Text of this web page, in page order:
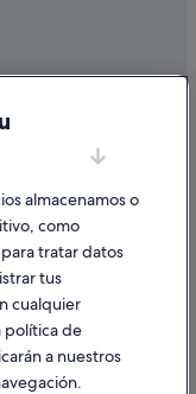
almacenamos o
como
tratar datos
tus
cualquier
política de
a nuestros